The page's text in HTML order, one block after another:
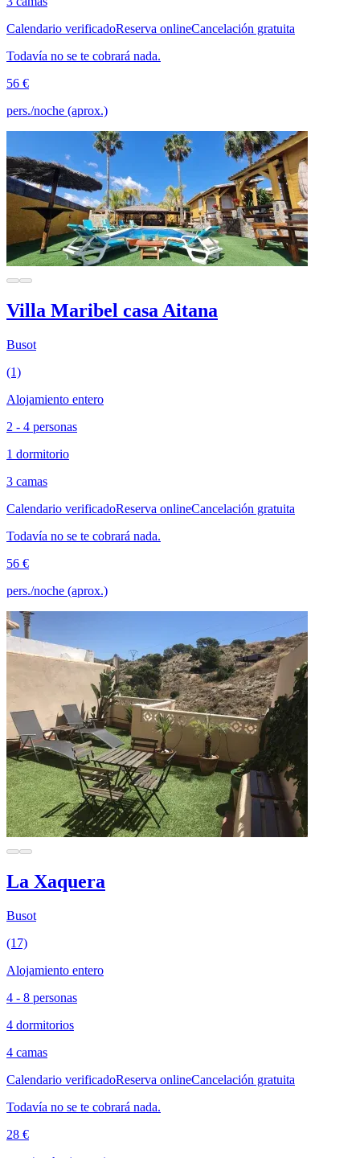
Calendario verificadoReserva onlineCancelación gratuita
Todavía no se te cobrará nada.
56 €
pers./noche (aprox.)
Villa Maribel casa Aitana
Busot
(1)
Alojamiento entero
2 - 4 personas
1 dormitorio
3 camas
Calendario verificadoReserva onlineCancelación gratuita
Todavía no se te cobrará nada.
56 €
pers./noche (aprox.)
La Xaquera
Busot
(17)
Alojamiento entero
4 - 8 personas
4 dormitorios
4 camas
Calendario verificadoReserva onlineCancelación gratuita
Todavía no se te cobrará nada.
28 €